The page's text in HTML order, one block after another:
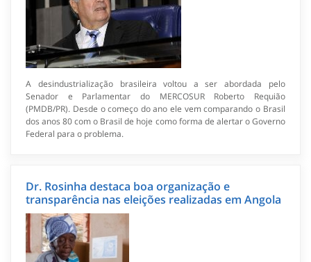
A desindustrialização brasileira voltou a ser abordada pelo
Senador e Parlamentar do MERCOSUR Roberto Requião
(PMDB/PR). Desde o começo do ano ele vem comparando o Brasil
dos anos 80 com o Brasil de hoje como forma de alertar o Governo
Federal para o problema.
Dr. Rosinha destaca boa organização e
transparência nas eleições realizadas em Angola